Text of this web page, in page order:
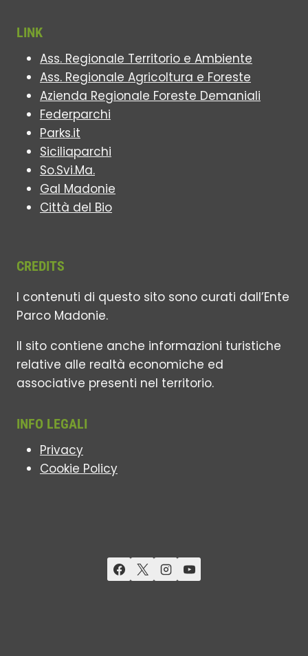
LINK
Ass. Regionale Territorio e Ambiente
Ass. Regionale Agricoltura e Foreste
Azienda Regionale Foreste Demaniali
Federparchi
Parks.it
Siciliaparchi
So.Svi.Ma.
Gal Madonie
Città del Bio
CREDITS
I contenuti di questo sito sono curati dall’Ente
Parco Madonie.
Il sito contiene anche informazioni turistiche
relative alle realtà economiche ed
associative presenti nel territorio.
INFO LEGALI
Privacy
Cookie Policy